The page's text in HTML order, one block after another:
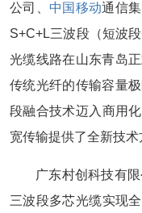
公司、 中国移动通信
S+C+L三波段（短波
光缆线路在山东青岛
传统光纤的传输容量
段融合技术迈入商用
宽传输提供了全新技术
广东村创科技有
三波段多芯光缆实现